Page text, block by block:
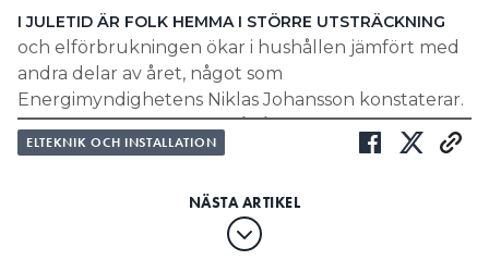
I JULETID ÄR FOLK HEMMA I STÖRRE UTSTRÄCKNING
och elförbrukningen ökar i hushållen jämfört med
andra delar av året, något som
Energimyndighetens Niklas Johansson konstaterar.
Man lagar mer mat, det går åt mer varmvatten till
duschande och man pyntar sina hus med
SVERIGES MÄKTIGASTE JULBELYSNING 2024:
REGN STOPPAR HANS 50-ÅRIGA JULTRADITION
ELTEKNIK OCH INSTALLATION